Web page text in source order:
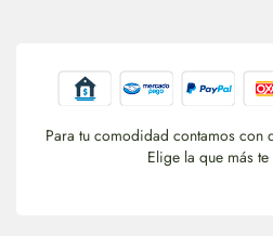
Para tu comodidad contamos con
Elige la que más